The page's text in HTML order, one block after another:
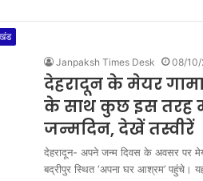
Janpaksh Times Desk 08/10/
देहरादून के मेयर
के साथ कुछ इस तरह
जन्मदिन, देखें तस्वीरें
देहरादून- अपने जन्म दिवस के अवसर पर
बद्रीपुर स्थित ‘अपना घर आश्रम’ पहुंचे।